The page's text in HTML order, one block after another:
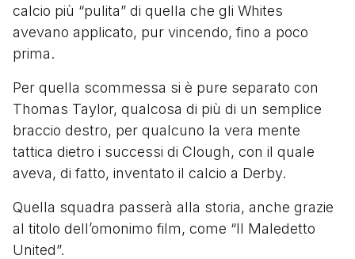
calcio più “pulita” di quella che gli Whites
avevano applicato, pur vincendo, fino a poco
prima.
Per quella scommessa si è pure separato con
Thomas Taylor, qualcosa di più di un semplice
braccio destro, per qualcuno la vera mente
tattica dietro i successi di Clough, con il quale
aveva, di fatto, inventato il calcio a Derby.
Quella squadra passerà alla storia, anche grazie
al titolo dell’omonimo film, come “Il Maledetto
United”.